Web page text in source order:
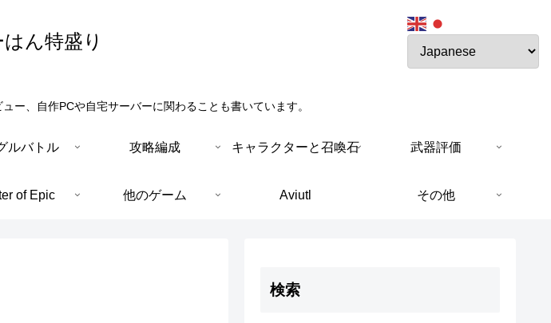
ん特盛り
ー、自作PCや自宅サーバーに関わることも書いています。
ルバトル 攻略編成 キャラクターと召喚石 武器評価
of Epic 他のゲーム Aviutl その他
検索